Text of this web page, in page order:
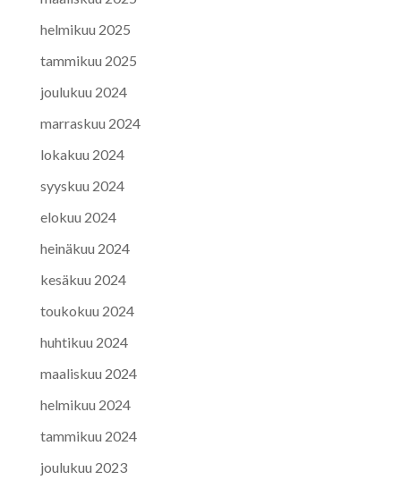
helmikuu 2025
tammikuu 2025
joulukuu 2024
marraskuu 2024
lokakuu 2024
syyskuu 2024
elokuu 2024
heinäkuu 2024
kesäkuu 2024
toukokuu 2024
huhtikuu 2024
maaliskuu 2024
helmikuu 2024
tammikuu 2024
joulukuu 2023